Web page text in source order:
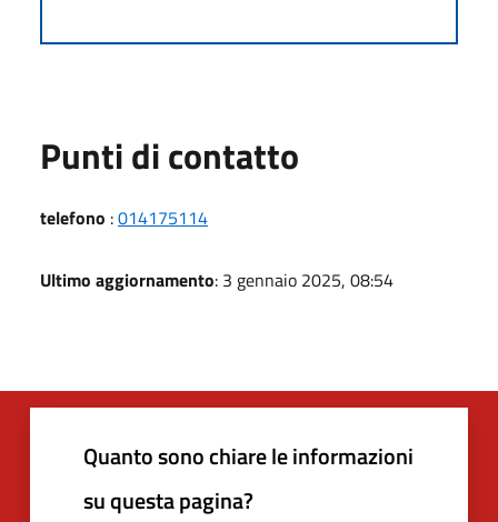
Punti di contatto
telefono :014175114
Ultimo aggiornamento: 3 gennaio 2025, 08:54
Quanto sono chiare le informazioni
su questa pagina?